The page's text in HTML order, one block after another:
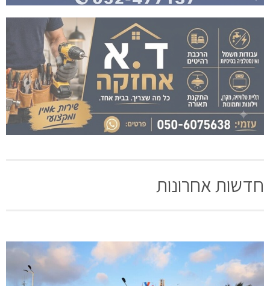
חדשות אחרונות